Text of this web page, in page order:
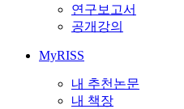
연구보고서
공개강의
MyRISS
내 추천논문
내 책장